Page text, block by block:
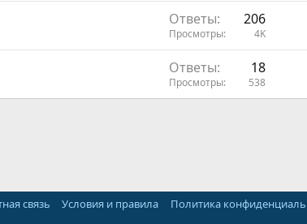
Ответы 206
Просмотры 4K
Ответы 18
Просмотры 538
связь Условия и правила Политика